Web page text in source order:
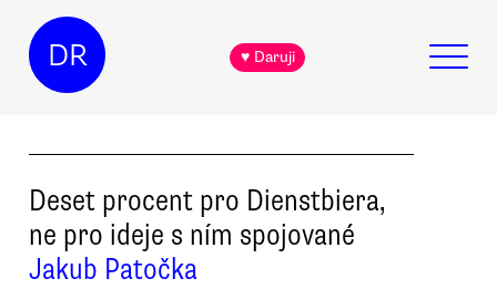
DR ♥ Daruji
Deset procent pro Dienstbiera,
ne pro ideje s ním spojované
Jakub Patočka